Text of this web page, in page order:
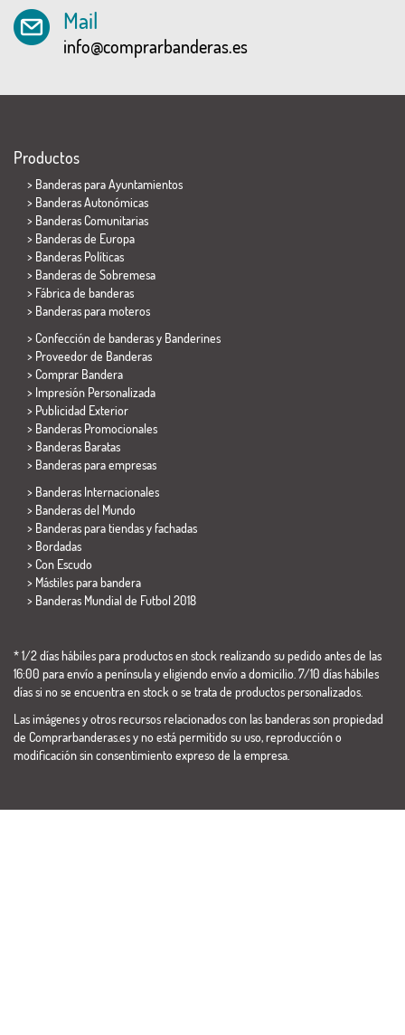
Mail
info@comprarbanderas.es
Productos
> Banderas para Ayuntamientos
> Banderas Autonómicas
> Banderas Comunitarias
> Banderas de Europa
> Banderas Políticas
> Banderas de Sobremesa
> Fábrica de banderas
> Banderas para moteros
> Confección de banderas y Banderines
> Proveedor de Banderas
> Comprar Bandera
> Impresión Personalizada
> Publicidad Exterior
> Banderas Promocionales
> Banderas Baratas
> Banderas para empresas
> Banderas Internacionales
> Banderas del Mundo
> Banderas para tiendas y fachadas
> Bordadas
> Con Escudo
> Mástiles para bandera
> Banderas Mundial de Futbol 2018
* 1/2 días hábiles para productos en stock realizando su pedido antes de las
16:00 para envío a península y eligiendo envío a domicilio. 7/10 días hábiles
días si no se encuentra en stock o se trata de productos personalizados.
Las imágenes y otros recursos relacionados con las banderas son propiedad
de Comprarbanderas.es y no está permitido su uso, reproducción o
modificación sin consentimiento expreso de la empresa.